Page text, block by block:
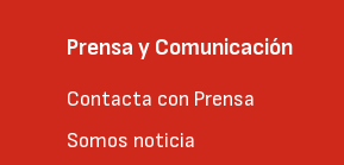
Prensa y Comunicación
Contacta con Prensa
Somos noticia